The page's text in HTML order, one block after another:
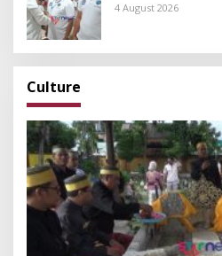
4 August 2026
Culture